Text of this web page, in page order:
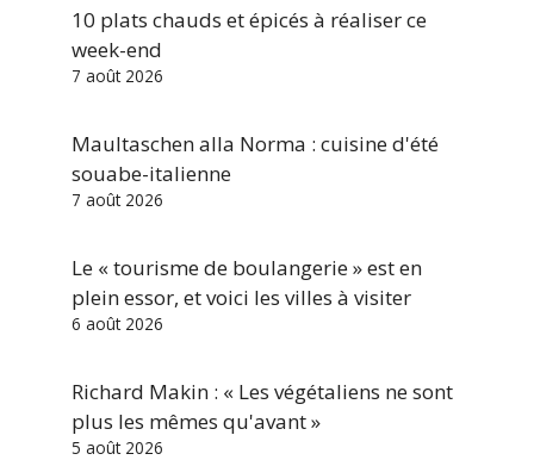
10 plats chauds et épicés à réaliser ce
week-end
7 août 2026
Maultaschen alla Norma : cuisine d'été
souabe-italienne
7 août 2026
Le « tourisme de boulangerie » est en
plein essor, et voici les villes à visiter
6 août 2026
Richard Makin : « Les végétaliens ne sont
plus les mêmes qu'avant »
5 août 2026